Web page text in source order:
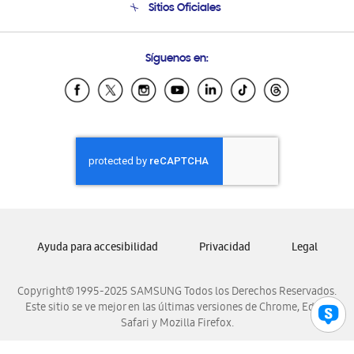
Condiciones de Compra
Soporte vía eMail
Sitios Oficiales
Samsung Ecuador
Samsung El Salvador
Samsung Honduras
Samsung Nicaragua
Samsung Panamá
Samsung Venezuela
Síguenos en:
Copyright© 1995-2025 SAMSUNG Todos los Derechos Reservados.
Este sitio se ve mejor en las últimas versiones de Chrome, Edge,
Safari y Mozilla Firefox.
Ayuda para accesibilidad Privacidad Legal